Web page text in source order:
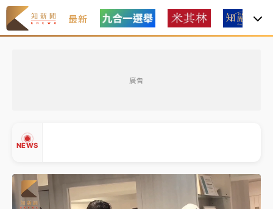
最新
廣告
NEWS
中信慈善基金會想增加董事人數！辜仲諒向法院聲請遭
駁 理由曝光
故宮《龍藏經》特展第2檔！今線上預約開賣一度塞車
周六起展出延長至晚上7時